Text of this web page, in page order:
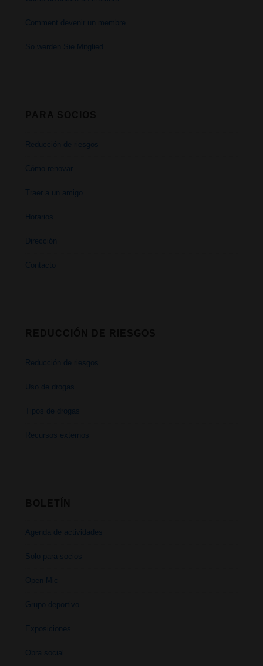
Comment devenir un membre
So werden Sie Mitglied
Reducción de riesgos
Cómo renovar
Traer a un amigo
Horarios
Dirección
Contacto
Reducción de riesgos
Uso de drogas
Tipos de drogas
Recursos externos
Agenda de actividades
Solo para socios
Open Mic
Grupo deportivo
Exposiciones
Obra social